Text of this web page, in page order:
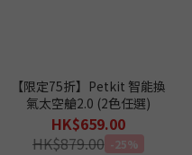
【限定75折】Petkit 智能換
氣太空艙2.0 (2色任選)
HK$659.00
HK$879.00 -25%